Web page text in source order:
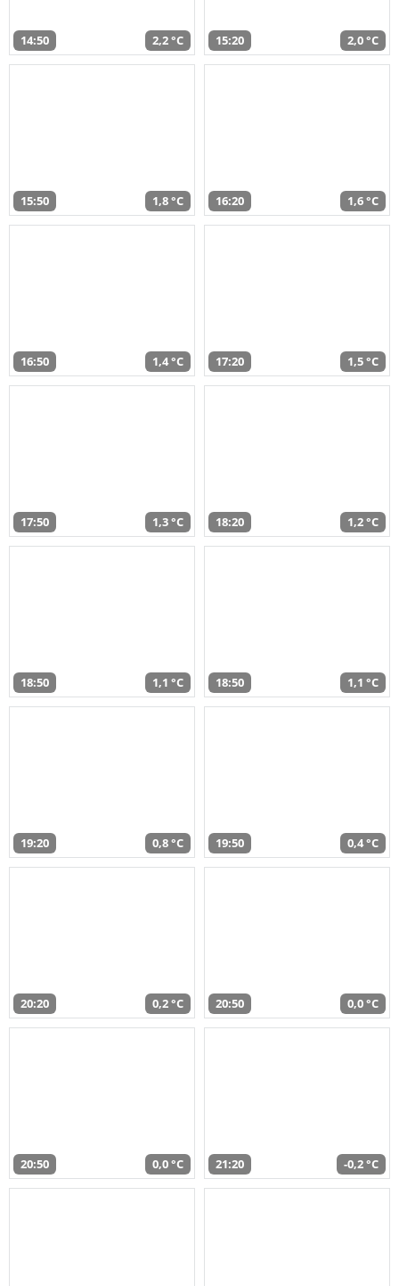
14:50 2,2 °C 15:20 2,0 °C
15:50 1,8 °C 16:20 1,6 °C
16:50 1,4 °C 17:20 1,5 °C
17:50 1,3 °C 18:20 1,2 °C
18:50 1,1 °C 18:50 1,1 °C
19:20 0,8 °C 19:50 0,4 °C
20:20 0,2 °C 20:50 0,0 °C
20:50 0,0 °C 21:20 -0,2 °C